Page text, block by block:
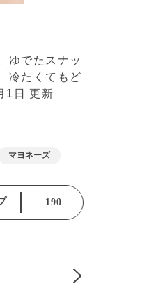
ゆでたスナッ
冷たくてもど
1日 更新
マヨネーズ
190